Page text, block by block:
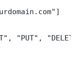
"PUT",